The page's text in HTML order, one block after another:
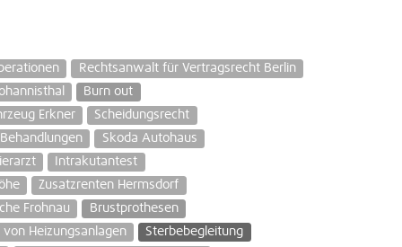
Rechtsanwalt für Vertragsrecht Berlin
Burn out
Erkner
Scheidungsrecht
Skoda Autohaus
Intrakutantest
Zusatzrenten Hermsdorf
Frohnau
Brustprothesen
von Heizungsanlagen
Sterbebegleitung